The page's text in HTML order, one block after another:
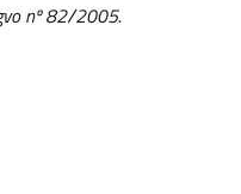
nº 82/2005.